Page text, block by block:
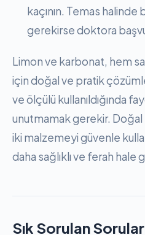
kaçının. Temas halinde
gerekirse doktora
Limon ve karbonat, hem
için doğal ve pratik
ve ölçülü kullanıldığında
unutmamak gerekir. Doğal
iki malzemeyi güvenle
daha sağlıklı ve ferah hale
Sık Sorulan Sorular